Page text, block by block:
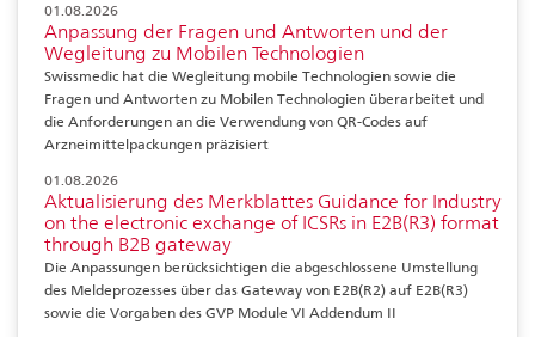
01.08.2026
Anpassung der Fragen und Antworten und der
Wegleitung zu Mobilen Technologien
Swissmedic hat die Wegleitung mobile Technologien sowie die
Fragen und Antworten zu Mobilen Technologien überarbeitet und
die Anforderungen an die Verwendung von QR-Codes auf
Arzneimittelpackungen präzisiert
01.08.2026
Aktualisierung des Merkblattes Guidance for Industry
on the electronic exchange of ICSRs in E2B(R3) format
through B2B gateway
Die Anpassungen berücksichtigen die abgeschlossene Umstellung
des Meldeprozesses über das Gateway von E2B(R2) auf E2B(R3)
sowie die Vorgaben des GVP Module VI Addendum II